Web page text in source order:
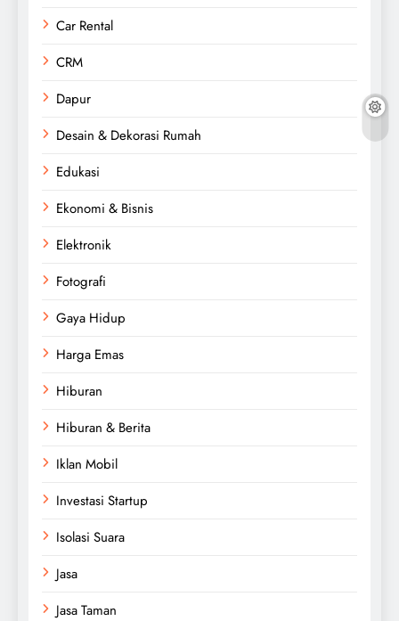
Car Rental
CRM
Dapur
Desain & Dekorasi Rumah
Edukasi
Ekonomi & Bisnis
Elektronik
Fotografi
Gaya Hidup
Harga Emas
Hiburan
Hiburan & Berita
Iklan Mobil
Investasi Startup
Isolasi Suara
Jasa
Jasa Taman